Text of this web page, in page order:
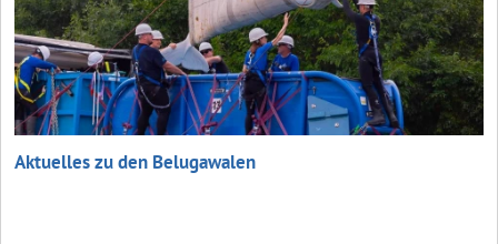
Aktuelles zu den Belugawalen